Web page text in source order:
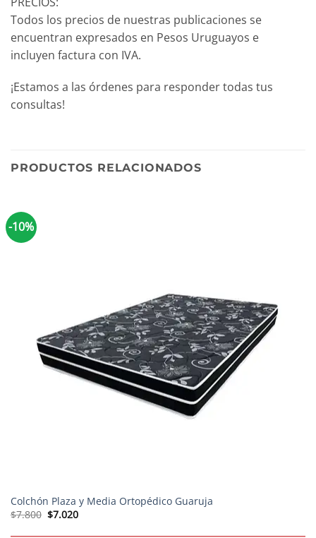
Todos los precios de nuestras publicaciones se
encuentran expresados en Pesos Uruguayos e
incluyen factura con IVA.
¡Estamos a las órdenes para responder todas tus
consultas!
PRODUCTOS RELACIONADOS
-10%
Colchón Plaza y Media Ortopédico Guaruja
$7.800 El
precio
$7.020El
precio